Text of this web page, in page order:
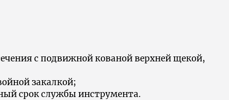
с подвижной кованой верхней щекой,
закалкой;
срок службы инструмента.